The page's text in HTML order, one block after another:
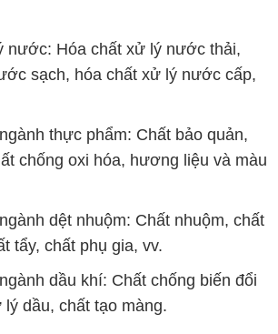
nước: Hóa chất xử lý nước thải,
sạch, hóa chất xử lý nước cấp,
thực phẩm: Chất bảo quản,
chống oxi hóa, hương liệu và màu
dệt nhuộm: Chất nhuộm, chất
tẩy, chất phụ gia, vv.
dầu khí: Chất chống biến đổi
lý dầu, chất tạo màng.